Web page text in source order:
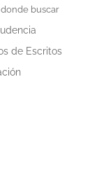
buscar
de Escritos